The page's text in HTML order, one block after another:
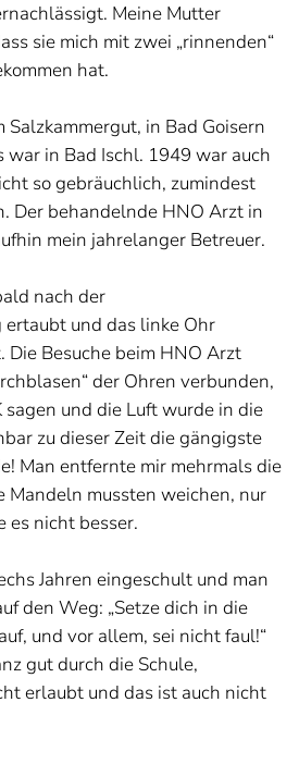
Meine Mutter
sie mich mit zwei „rinnenden“
hat.
in Bad Goisern
war in Bad Ischl. 1949 war auch
so gebräuchlich, zumindest
Der behandelnde HNO Arzt in
mein jahrelanger Betreuer.
nach der
ertaubt und das linke Ohr
Besuche beim HNO Arzt
der Ohren verbunden,
sagen und die Luft wurde in die
zu dieser Zeit die gängigste
Man entfernte mir mehrmals die
Mandeln mussten weichen, nur
es nicht besser.
Jahren eingeschult und man
den Weg: „Setze dich in die
und vor allem, sei nicht faul!“
gut durch die Schule,
erlaubt und das ist auch nicht